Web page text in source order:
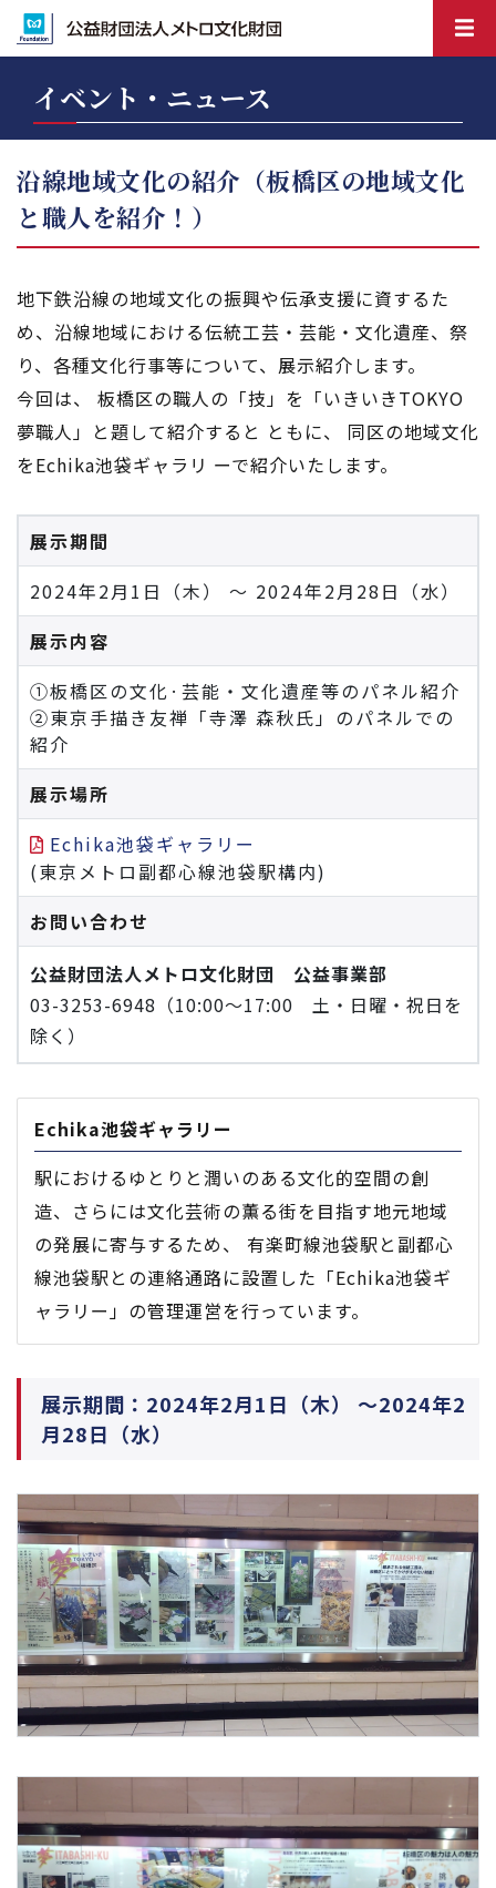
イベント・ニュース
沿線地域文化の紹介（板橋区の地域文化
と職人を紹介！）
地下鉄沿線の地域文化の振興や伝承支援に資するた
め、沿線地域における伝統工芸・芸能・文化遺産、祭
り、各種文化行事等について、展示紹介します。
今回は、 板橋区の職人の「技」を「いきいきTOKYO
夢職人」と題して紹介すると ともに、 同区の地域文化
をEchika池袋ギャラリ ーで紹介いたします。
展示期間
2024年2月1日（木） ～ 2024年2月28日（水）
展示内容
①板橋区の文化·芸能・文化遺産等のパネル紹介
②東京手描き友禅「寺澤 森秋氏」のパネルでの
紹介
展示場所
Echika池袋ギャラリー
(東京メトロ副都心線池袋駅構内)
お問い合わせ
公益財団法人メトロ文化財団 公益事業部
03-3253-6948（10:00～17:00 土・日曜・祝日を
除く）
Echika池袋ギャラリー
駅におけるゆとりと潤いのある文化的空間の創
造、さらには文化芸術の薫る街を目指す地元地域
の発展に寄与するため、 有楽町線池袋駅と副都心
線池袋駅との連絡通路に設置した「Echika池袋ギ
ャラリー」の管理運営を行っています。
展示期間：2024年2月1日（木） ～2024年2
月28日（水）